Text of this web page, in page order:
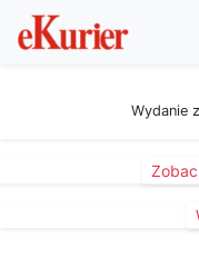
Wydanie